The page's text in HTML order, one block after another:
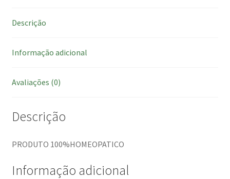
Descrição
Informação adicional
Avaliações (0)
Descrição
PRODUTO 100%HOMEOPATICO
Informação adicional